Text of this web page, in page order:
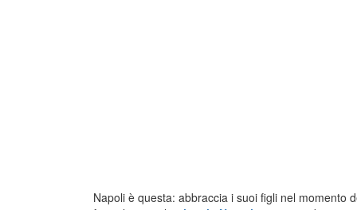
Napoli è questa: abbraccia i suoi figli nel momento